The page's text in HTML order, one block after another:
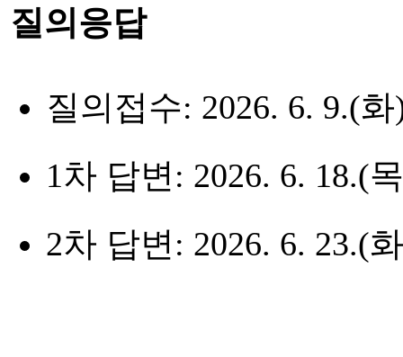
질의응답
질의접수: 2026. 6. 9.(
1차 답변: 2026. 6. 18.(
2차 답변: 2026. 6. 23.(